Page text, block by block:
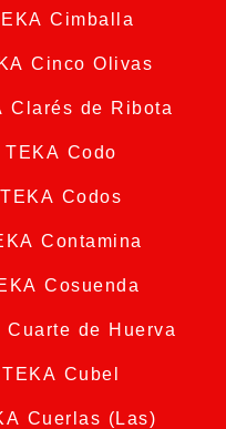
Cimballa
Cinco Olivas
Clarés de Ribota
Codo
Codos
Contamina
Cosuenda
de Huerva
Cubel
Cuerlas (Las)